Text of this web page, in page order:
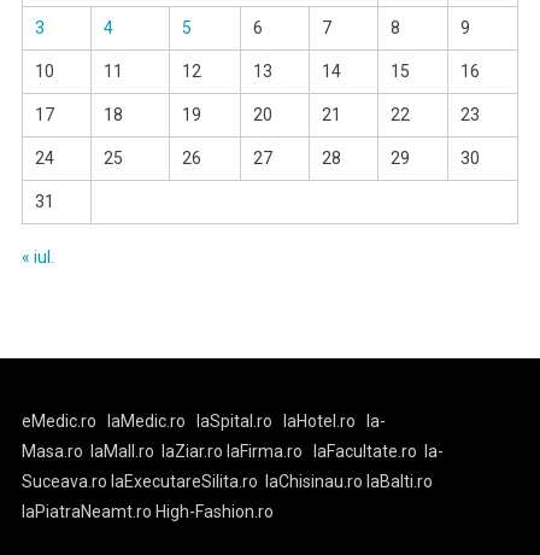
3 4 5 6 7 8 9
10 11 12 13 14 15 16
17 18 19 20 21 22 23
24 25 26 27 28 29 30
31
« iul.
eMedic.ro laMedic.ro laSpital.ro laHotel.ro
la-
Masa.ro
laMall.ro laZiar.ro laFirma.ro laFacultate.ro
la-
Suceava.ro laExecutareSilita.ro laChisinau.ro laBalti.ro
laPiatraNeamt.ro High-Fashion.ro